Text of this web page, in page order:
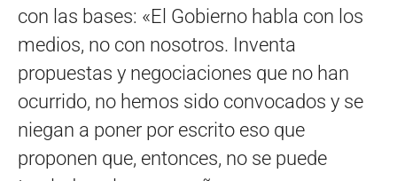
con las bases: «El Gobierno habla con los
medios, no con nosotros. Inventa
propuestas y negociaciones que no han
ocurrido, no hemos sido convocados y se
niegan a poner por escrito eso que
proponen que, entonces, no se puede